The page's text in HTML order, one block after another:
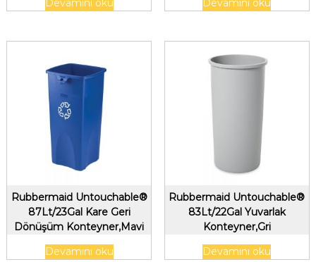
Devamını oku
Devamını oku
Rubbermaid Untouchable®
87Lt/23Gal Kare Geri
Dönüşüm Konteyner,Mavi
Devamını oku
Rubbermaid Untouchable®
83Lt/22Gal Yuvarlak
Konteyner,Gri
Devamını oku